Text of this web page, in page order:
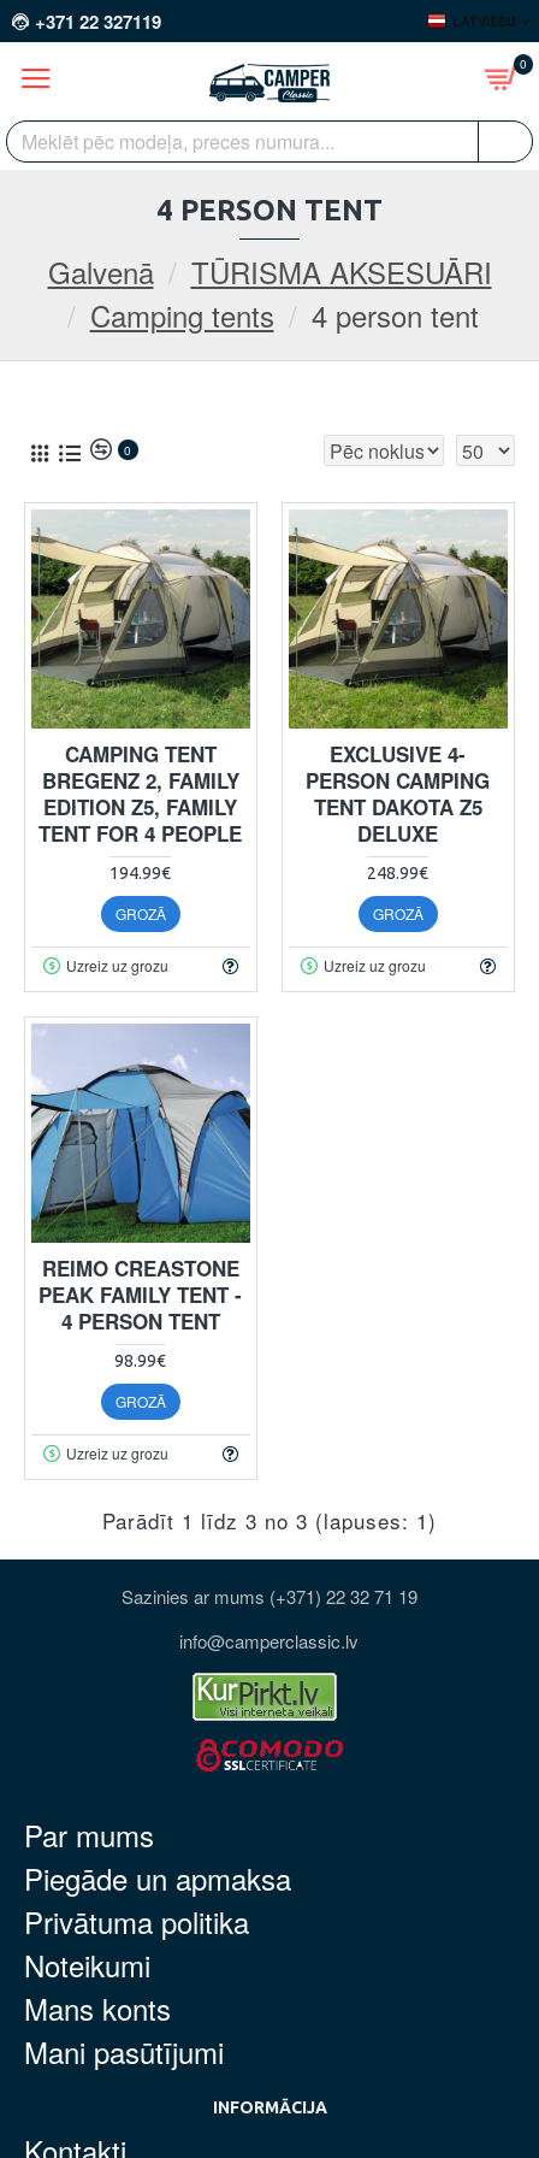
+371 22 327119 LATVIEŠU
0
Galvenā
TŪRISMA AKSESUĀRI
Camping tents
4 person tent
4 PERSON TENT
0
CAMPING TENT
BREGENZ 2, FAMILY
EDITION Z5, FAMILY
TENT FOR 4 PEOPLE
194.99€
GROZĀ
Uzreiz uz grozu
EXCLUSIVE 4-
PERSON CAMPING
TENT DAKOTA Z5
DELUXE
248.99€
GROZĀ
Uzreiz uz grozu
REIMO CREASTONE
PEAK FAMILY TENT -
4 PERSON TENT
98.99€
GROZĀ
Uzreiz uz grozu
Parādīt 1 līdz 3 no 3 (lapuses: 1)
Sazinies ar mums (+371) 22 32 71 19
info@camperclassic.lv
Par mums
Piegāde un apmaksa
Privātuma politika
Noteikumi
Mans konts
Mani pasūtījumi
INFORMĀCIJA